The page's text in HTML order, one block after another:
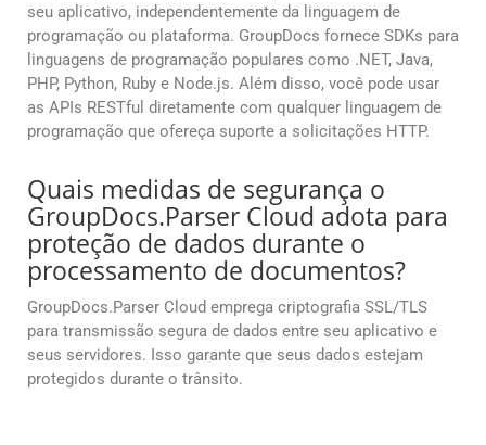
seu aplicativo, independentemente da linguagem de
programação ou plataforma. GroupDocs fornece SDKs para
linguagens de programação populares como .NET, Java,
PHP, Python, Ruby e Node.js. Além disso, você pode usar
as APIs RESTful diretamente com qualquer linguagem de
programação que ofereça suporte a solicitações HTTP.
Quais medidas de segurança o
GroupDocs.Parser Cloud adota para
proteção de dados durante o
processamento de documentos?
GroupDocs.Parser Cloud emprega criptografia SSL/TLS
para transmissão segura de dados entre seu aplicativo e
seus servidores. Isso garante que seus dados estejam
protegidos durante o trânsito.